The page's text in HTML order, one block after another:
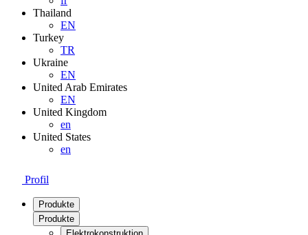
Thailand
EN
Turkey
TR
Ukraine
EN
United Arab Emirates
EN
United Kingdom
en
United States
en
Profil
Produkte
Produkte